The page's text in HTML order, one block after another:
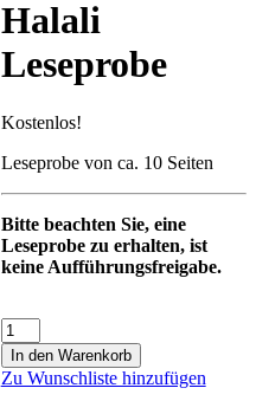
Halali
Leseprobe
Kostenlos!
Leseprobe von ca. 10 Seiten
Bitte beachten Sie, eine
Leseprobe zu erhalten, ist
keine Aufführungsfreigabe.
In den Warenkorb
Zu Wunschliste hinzufügen